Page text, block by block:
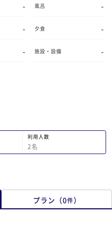
- 風呂 -
- 夕食 -
- 施設・設備 -
利用人数
2名
プラン （0件）